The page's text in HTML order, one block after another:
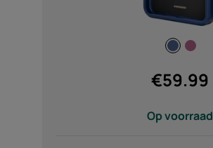
€59.99
Op voorraad